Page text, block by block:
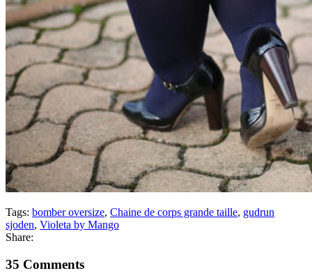
Tags: bomber oversize, Chaine de corps grande taille, gudrun
sjoden, Violeta by Mango
Share:
35 Comments